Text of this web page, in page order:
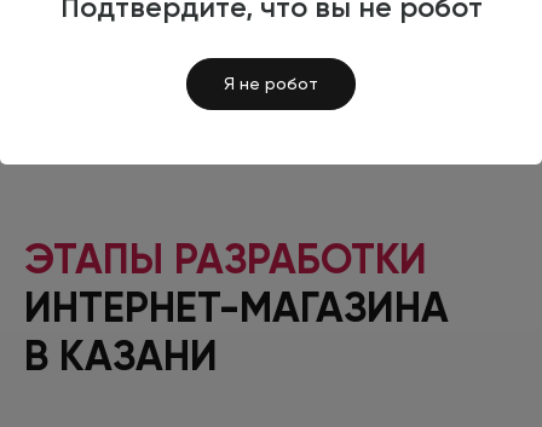
Я не робот
ОСТАВИТЬ ЗАЯВКУ
ЭТАПЫ РАЗРАБОТКИ
ИНТЕРНЕТ-МАГАЗИНА
В КАЗАНИ